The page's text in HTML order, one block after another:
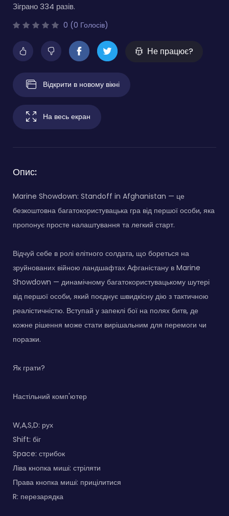
Зіграно 334 разів.
0 (0 Голосів)
Не працює?
Відкрити в новому вікні
На весь екран
Опис:
Marine Showdown: Standoff in Afghanistan — це
безкоштовна багатокористувацька гра від першої особи, яка
пропонує просте налаштування та легкий старт.
Відчуй себе в ролі елітного солдата, що бореться на
зруйнованих війною ландшафтах Афганістану в Marine
Showdown — динамічному багатокористувацькому шутері
від першої особи, який поєднує швидкісну дію з тактичною
реалістичністю. Вступай у запеклі бої на полях битв, де
кожне рішення може стати вирішальним для перемоги чи
поразки.
Як грати?
Настільний комп'ютер
W,A,S,D: рух
Shift: біг
Space: стрибок
Ліва кнопка миші: стріляти
Права кнопка миші: прицілитися
R: перезарядка